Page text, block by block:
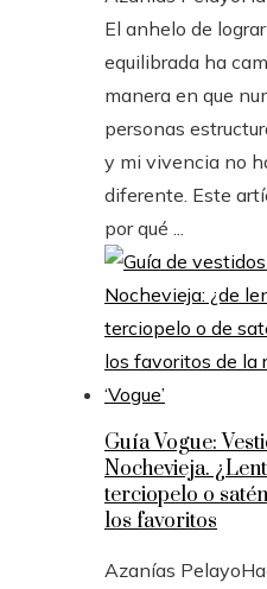
El anhelo de
equilibrada ha
manera en que
personas
y mi vivencia no
diferente. Este
por qué ...
Guía Vogue:
Nochevieja.
terciopelo o
los favoritos
Azanías Pelayo